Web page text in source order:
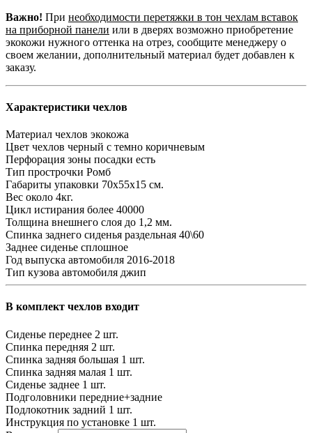
Важно! При необходимости перетяжки в тон чехлам вставок
на приборной панели или в дверях возможно приобретение
экокожи нужного оттенка на отрез, сообщите менеджеру о
своем желании, дополнительный материал будет добавлен к
заказу.
Характеристики чехлов
Материал чехлов экокожа
Цвет чехлов черный с темно коричневым
Перфорация зоны посадки есть
Тип прострочки Ромб
Габариты упаковки 70х55х15 см.
Вес около 4кг.
Цикл истирания более 40000
Толщина внешнего слоя до 1,2 мм.
Спинка заднего сиденья раздельная 40\60
Заднее сиденье сплошное
Год выпуска автомобиля 2016-2018
Тип кузова автомобиля джип
В комплект чехлов входит
Сиденье переднее 2 шт.
Спинка передняя 2 шт.
Спинка задняя большая 1 шт.
Спинка задняя малая 1 шт.
Сиденье заднее 1 шт.
Подголовники передние+задние
Подлокотник задний 1 шт.
Инструкция по установке 1 шт.